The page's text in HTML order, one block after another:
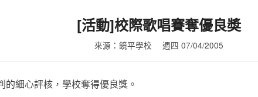
[活動]校際歌唱賽奪優良奬
來源：鏡平學校 週四 07/04/2005
細心評核，學校奪得優良獎。